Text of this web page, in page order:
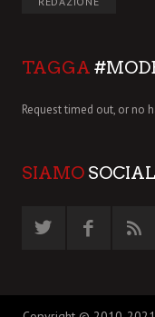
TAGGA
Request timed out, or no
SIAMO